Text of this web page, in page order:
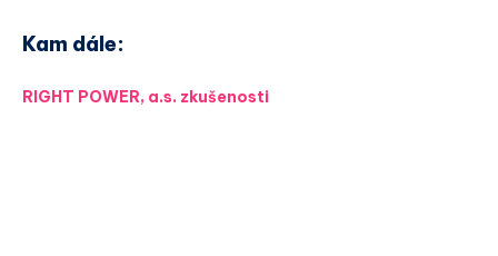
Kam dále:
RIGHT POWER, a.s. zkušenosti